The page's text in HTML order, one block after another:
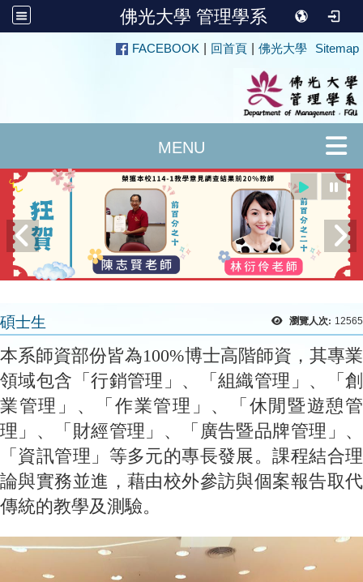
佛光大學 管理學系
:::
FACEBOOK 回首頁 佛光大學 Sitemap
瀏覽人次: 12565
碩士生
本系師資部份皆為100%博士高階師資，其專業
領域包含「行銷管理」、「組織管理」、「創
業管理」、「作業管理」、「休閒暨遊憩管
理」、「財經管理」、「廣告暨品牌管理」、
「資訊管理」等多元的專長發展。課程結合理
論與實務並進，藉由校外參訪與個案報告取代
傳統的教學及測驗。